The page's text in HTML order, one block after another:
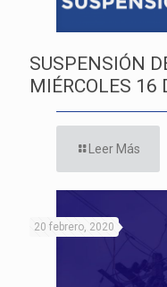
SUSPENSIÓN
MIÉRCOLES 16
Leer Más
20 febrero, 2020